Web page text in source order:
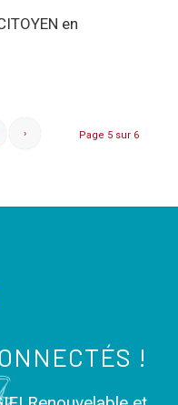
en
Page 5 sur 6
›
!